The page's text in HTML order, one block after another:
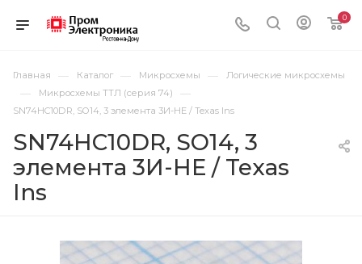
0
Главная — Каталог — Микросхемы — Логические микросхемы
— Микросхемы ТТЛ (серия 74) —
SN74HC10DR, SO14, 3 элемента 3И-НЕ / Texas Ins
SN74HC10DR, SO14, 3
элемента 3И-НЕ / Texas
Ins